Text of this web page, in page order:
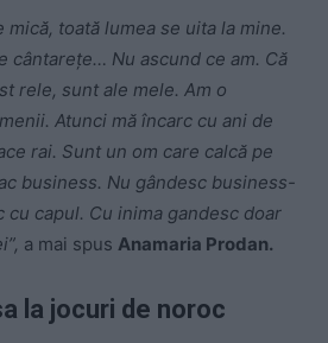
mică, toată lumea se uita la mine.
cântareţe… Nu ascund ce am. Că
rele, sunt ale mele. Am o
Atunci mă încarc cu ani de
rai. Sunt un om care calcă pe
business. Nu gândesc business-
cu capul. Cu inima gandesc doar
a mai spus Anamaria Prodan.
la jocuri de noroc